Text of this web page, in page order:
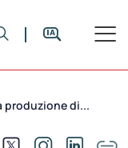
produzione di...